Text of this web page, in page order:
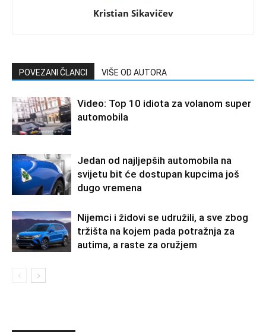
Kristian Sikavičev
POVEZANI ČLANCI VIŠE OD AUTORA
Video: Top 10 idiota za volanom super
automobila
Jedan od najljepših automobila na
svijetu bit će dostupan kupcima još
dugo vremena
Nijemci i židovi se udružili, a sve zbog
tržišta na kojem pada potražnja za
autima, a raste za oružjem